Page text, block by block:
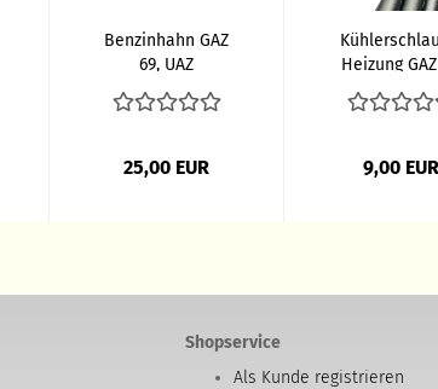
Benzinhahn GAZ
69, UAZ
25,00 EUR
Heizung
UAZ
9,00 EUR
Shopservice
Als Kunde registrieren